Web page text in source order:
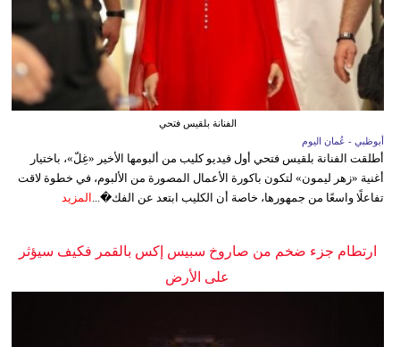
الفنانة بلقيس فتحي
أبوظبي - عُمان اليوم
أطلقت الفنانة بلقيس فتحي أول فيديو كليب من ألبومها الأخير «غِلّ»، باختيار
أغنية «زهر ليمون» لتكون باكورة الأعمال المصورة من الألبوم، في خطوة لاقت
تفاعلًا واسعًا من جمهورها، خاصة أن الكليب ابتعد عن الفك�...
المزيد
ارتطام جزء ضخم من صاروخ سبيس إكس بالقمر فكيف سيؤثر
على الأرض